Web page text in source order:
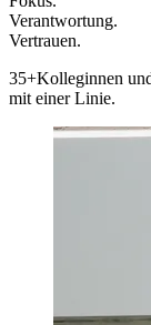
Verantwortung.
Vertrauen.
35+Kolleginnen
mit einer Linie.